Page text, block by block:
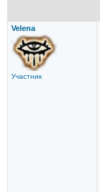
Velena
Участник